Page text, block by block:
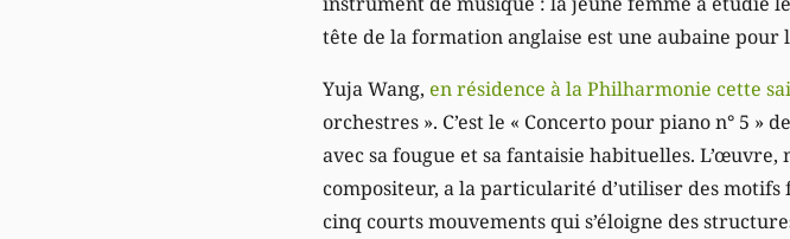
tête de la formation anglaise est une aubaine pour
Yuja Wang, en résidence à la Philharmonie cette
orchestres ». C’est le « Concerto pour piano n° 5
avec sa fougue et sa fantaisie habituelles.
compositeur, a la particularité d’utiliser des
cinq courts mouvements qui s’éloigne des